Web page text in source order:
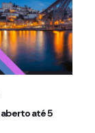
aberto até 5